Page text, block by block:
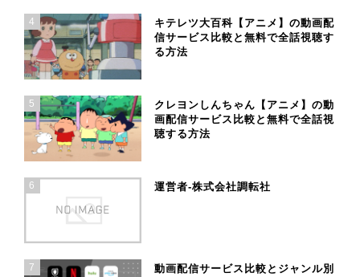
4
キテレツ大百科【アニメ】の動画配
信サービス比較と無料で全話視聴す
る方法
5
クレヨンしんちゃん【アニメ】の動
画配信サービス比較と無料で全話視
聴する方法
6 運営者-株式会社調転社
7
動画配信サービス比較とジャンル別